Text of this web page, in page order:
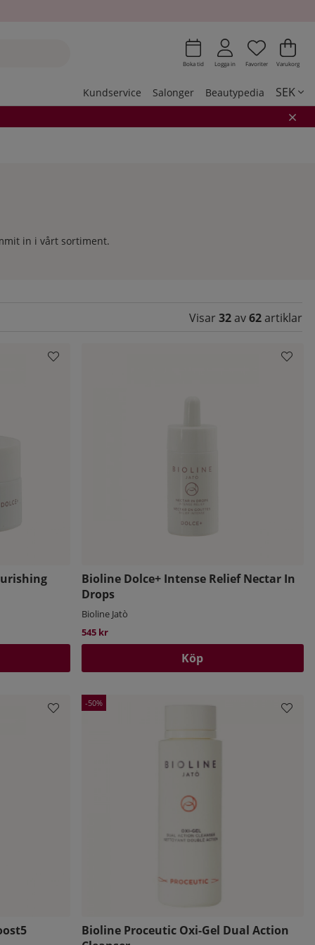
Boka tid Logga in Antal i
.
Favoriter .
Varukorg
Kundservice Salonger Beautypedia SEK
in i vårt sortiment.
Visar 32av62artiklar
Bioline Dolce+ Intense Relief Nectar In
Drops
Bioline Jatò
545 kr
Köp
50
Bioline Proceutic Oxi-Gel Dual Action